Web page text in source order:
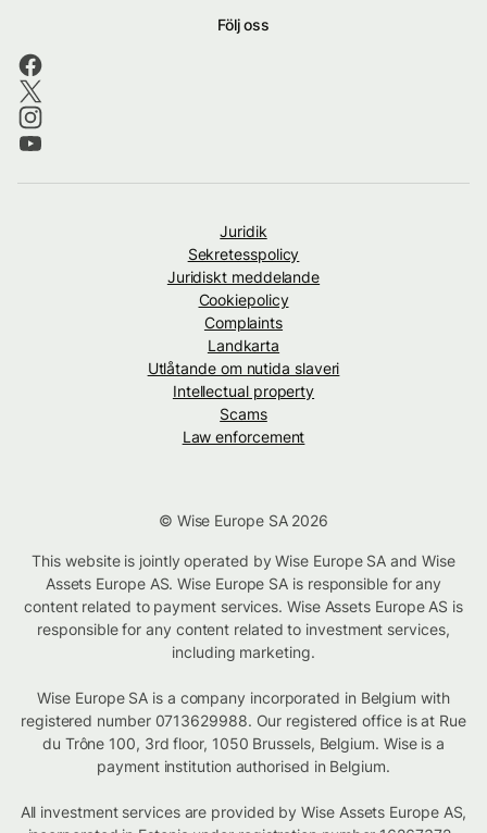
Följ oss
Juridik
Sekretesspolicy
Juridiskt meddelande
Cookiepolicy
Complaints
Landkarta
Utlåtande om nutida slaveri
Intellectual property
Scams
Law enforcement
© Wise Europe SA 2026
This website is jointly operated by Wise Europe SA and Wise
Assets Europe AS. Wise Europe SA is responsible for any
content related to payment services. Wise Assets Europe AS is
responsible for any content related to investment services,
including marketing.
Wise Europe SA is a company incorporated in Belgium with
registered number 0713629988. Our registered office is at Rue
du Trône 100, 3rd floor, 1050 Brussels, Belgium. Wise is a
payment institution authorised in Belgium.
All investment services are provided by Wise Assets Europe AS,